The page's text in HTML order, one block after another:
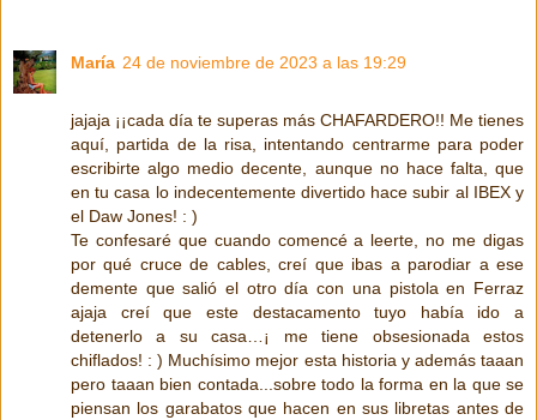
María 24 de noviembre de 2023 a las 19:29
jajaja ¡¡cada día te superas más CHAFARDERO!! Me tienes
aquí, partida de la risa, intentando centrarme para poder
escribirte algo medio decente, aunque no hace falta, que
en tu casa lo indecentemente divertido hace subir al IBEX y
el Daw Jones! : )
Te confesaré que cuando comencé a leerte, no me digas
por qué cruce de cables, creí que ibas a parodiar a ese
demente que salió el otro día con una pistola en Ferraz
ajaja creí que este destacamento tuyo había ido a
detenerlo a su casa…¡ me tiene obsesionada estos
chiflados! : ) Muchísimo mejor esta historia y además taaan
pero taaan bien contada...sobre todo la forma en la que se
piensan los garabatos que hacen en sus libretas antes de